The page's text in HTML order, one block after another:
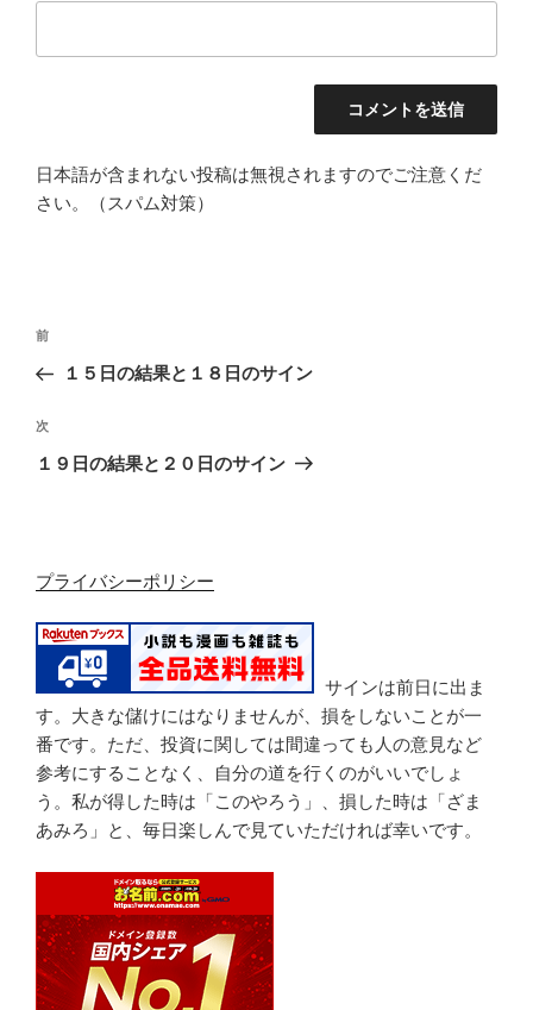
日本語が含まれない投稿は無視されますのでご注意くだ
さい。（スパム対策）
投
ビ
ゲ
ン
過
去
投
稿
前
１５日の結果と１８日のサイン
次
の
次
１９日の結果と２０日のサイン
プライバシーポリシー
サインは前日に出ま
す。大きな儲けにはなりませんが、損をしないことが一
番です。ただ、投資に関しては間違っても人の意見など
参考にすることなく、自分の道を行くのがいいでしょ
う。私が得した時は「このやろう」、損した時は「ざま
あみろ」と、毎日楽しんで見ていただければ幸いです。